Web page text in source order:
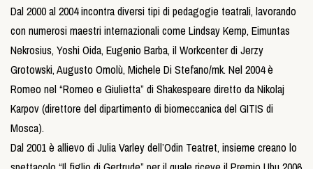
Dal 2000 al 2004 incontra diversi tipi di pedagogie teatrali, lavorando
con numerosi maestri internazionali come Lindsay Kemp, Eimuntas
Nekrosius, Yoshi Oida, Eugenio Barba, il Workcenter di Jerzy
Grotowski, Augusto Omolù, Michele Di Stefano/mk. Nel 2004 è
Romeo nel “Romeo e Giulietta” di Shakespeare diretto da Nikolaj
Karpov (direttore del dipartimento di biomeccanica del GITIS di
Mosca).
Dal 2001 è allievo di Julia Varley dell’Odin Teatret, insieme creano lo